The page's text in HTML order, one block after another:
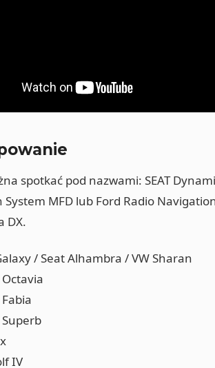
spotkać pod nazwami: SEAT
MFD lub Ford Radio
DX.
/ Seat Alhambra / VW Sharan
IV